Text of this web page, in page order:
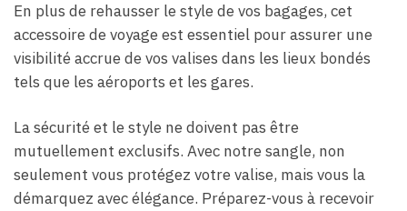
En plus de rehausser le style de vos bagages, cet
accessoire de voyage est essentiel pour assurer une
visibilité accrue de vos valises dans les lieux bondés
tels que les aéroports et les gares.
La sécurité et le style ne doivent pas être
mutuellement exclusifs. Avec notre sangle, non
seulement vous protégez votre valise, mais vous la
démarquez avec élégance. Préparez-vous à recevoir